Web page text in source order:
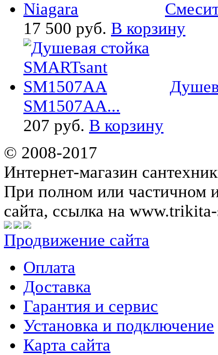
17 500 руб. В корзину
SM1507AA...
207 руб. В корзину
© 2008-2017
Интернет-магазин
При полном или частичном
сайта, ссылка на
Продвижение сайта
Оплата
Доставка
Гарантия и сервис
Установка и подключение
Карта сайта